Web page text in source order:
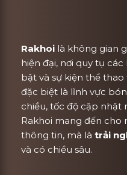
Rakhoi là không gian
hiện đại, nơi quy tụ
bật và sự kiện thể
đặc biệt là lĩnh vực
chiều, tốc độ cập nhật
Rakhoi mang đến cho
thông tin, mà là trải
và có chiều sâu.